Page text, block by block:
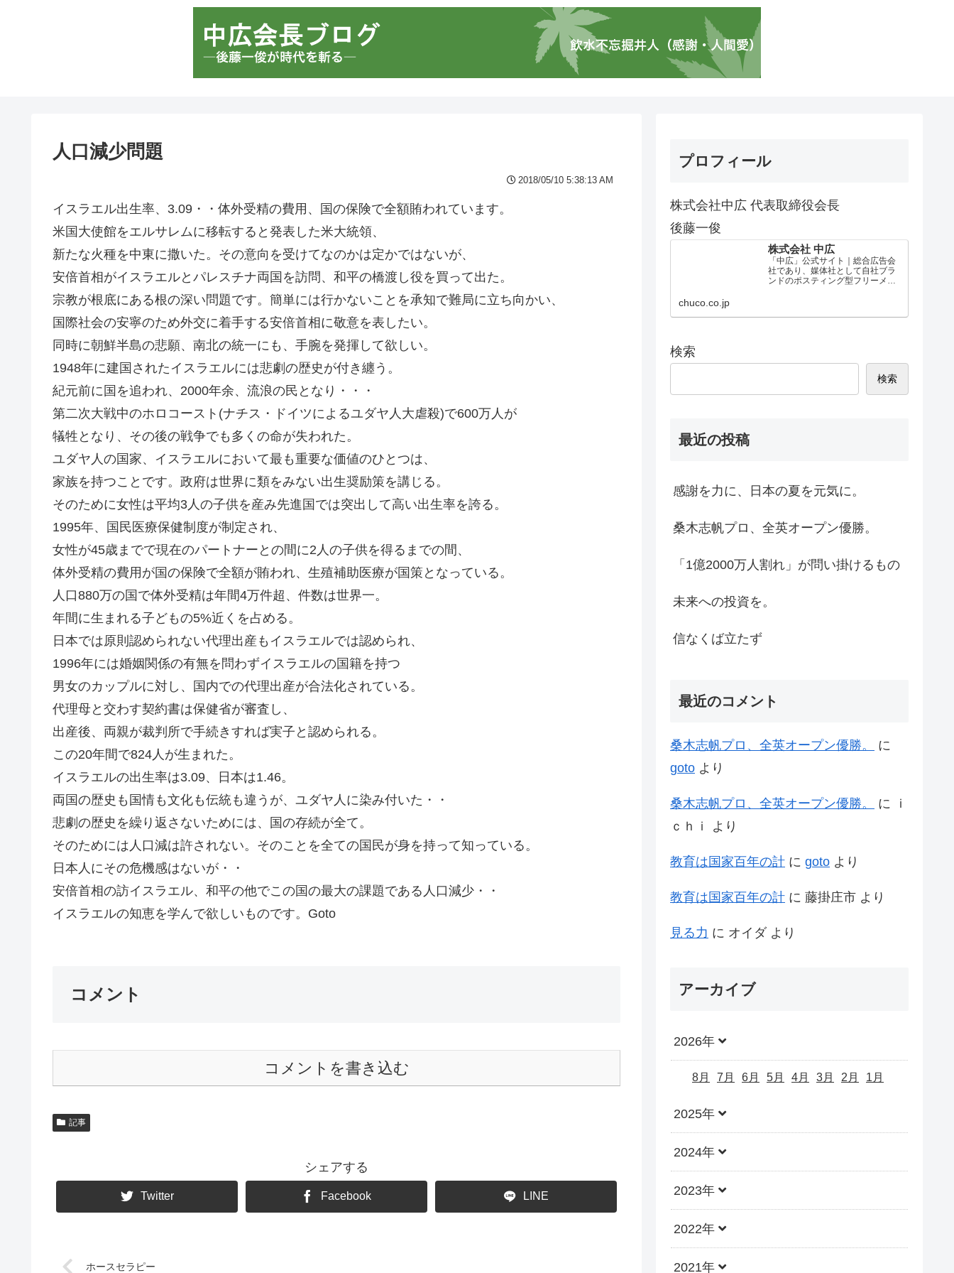
人口減少問題
2018/05/10 5:38:13 AM
イスラエル出生率、3.09・・体外受精の費用、国の保険で全額賄われています。
米国大使館をエルサレムに移転すると発表した米大統領、
新たな火種を中東に撒いた。その意向を受けてなのかは定かではないが、
安倍首相がイスラエルとパレスチナ両国を訪問、和平の橋渡し役を買って出た。
宗教が根底にある根の深い問題です。簡単には行かないことを承知で難局に立ち向かい、
国際社会の安寧のため外交に着手する安倍首相に敬意を表したい。
同時に朝鮮半島の悲願、南北の統一にも、手腕を発揮して欲しい。
1948年に建国されたイスラエルには悲劇の歴史が付き纏う。
紀元前に国を追われ、2000年余、流浪の民となり・・・
第二次大戦中のホロコースト(ナチス・ドイツによるユダヤ人大虐殺)で600万人が
犠牲となり、その後の戦争でも多くの命が失われた。
ユダヤ人の国家、イスラエルにおいて最も重要な価値のひとつは、
家族を持つことです。政府は世界に類をみない出生奨励策を講じる。
そのために女性は平均3人の子供を産み先進国では突出して高い出生率を誇る。
1995年、国民医療保健制度が制定され、
女性が45歳までで現在のパートナーとの間に2人の子供を得るまでの間、
体外受精の費用が国の保険で全額が賄われ、生殖補助医療が国策となっている。
人口880万の国で体外受精は年間4万件超、件数は世界一。
年間に生まれる子どもの5%近くを占める。
日本では原則認められない代理出産もイスラエルでは認められ、
1996年には婚姻関係の有無を問わずイスラエルの国籍を持つ
男女のカップルに対し、国内での代理出産が合法化されている。
代理母と交わす契約書は保健省が審査し、
出産後、両親が裁判所で手続きすれば実子と認められる。
この20年間で824人が生まれた。
イスラエルの出生率は3.09、日本は1.46。
両国の歴史も国情も文化も伝統も違うが、ユダヤ人に染み付いた・・
悲劇の歴史を繰り返さないためには、国の存続が全て。
そのためには人口減は許されない。そのことを全ての国民が身を持って知っている。
日本人にその危機感はないが・・
安倍首相の訪イスラエル、和平の他でこの国の最大の課題である人口減少・・
イスラエルの知恵を学んで欲しいものです。Goto
コメント
コメントを書き込む
記事
シェアする
Twitter Facebook LINE
ホースセラピー
プロフィール
株式会社中広 代表取締役会長
後藤一俊
株式会社 中広
「中広」公式サイト｜総合広告会
社であり、媒体社として自社ブラ
ンドのポスティング型フリーメデ
chuco.co.jp
検索
検索
最近の投稿
感謝を力に、日本の夏を元気に。
桑木志帆プロ、全英オープン優勝。
「1億2000万人割れ」が問い掛けるもの
未来への投資を。
信なくば立たず
最近のコメント
桑木志帆プロ、全英オープン優勝。
に
goto より
桑木志帆プロ、全英オープン優勝。 に
ｉ
ｃｈｉ
より
教育は国家百年の計 に goto より
教育は国家百年の計 に 藤掛庄市 より
見る力 に オイダ より
アーカイブ
2026年
8月 7月 6月 5月 4月 3月 2月 1月
2025年
2024年
2023年
2022年
2021年